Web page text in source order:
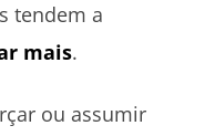
tendem a
mais.
ou assumir